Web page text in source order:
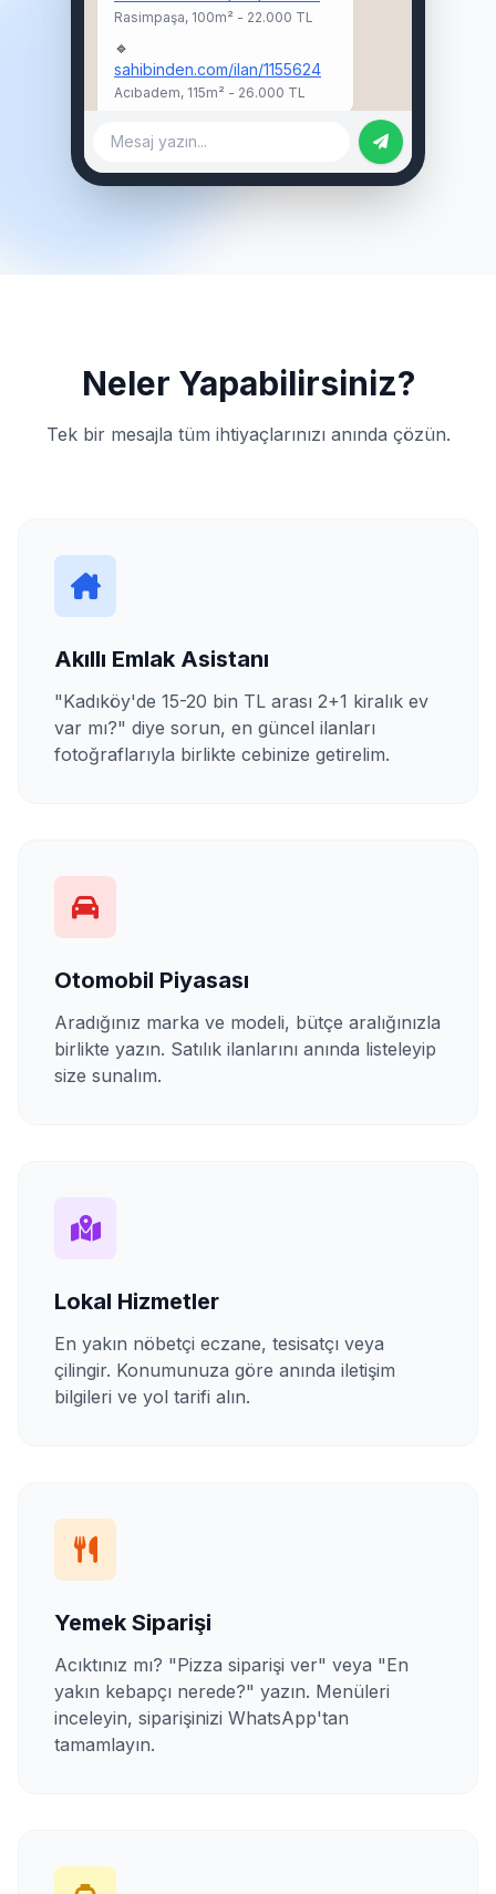
Rasimpaşa, 100m² - 22.000 TL
🔹
sahibinden.com/ilan/1155624
Acıbadem, 115m² - 26.000 TL
Mesaj yazın...
Neler Yapabilirsiniz?
Tek bir mesajla tüm ihtiyaçlarınızı anında çözün.
Akıllı Emlak Asistanı
"Kadıköy'de 15-20 bin TL arası 2+1 kiralık ev
var mı?" diye sorun, en güncel ilanları
fotoğraflarıyla birlikte cebinize getirelim.
Otomobil Piyasası
Aradığınız marka ve modeli, bütçe aralığınızla
birlikte yazın. Satılık ilanlarını anında listeleyip
size sunalım.
Lokal Hizmetler
En yakın nöbetçi eczane, tesisatçı veya
çilingir. Konumunuza göre anında iletişim
bilgileri ve yol tarifi alın.
Yemek Siparişi
Acıktınız mı? "Pizza siparişi ver" veya "En
yakın kebapçı nerede?" yazın. Menüleri
inceleyin, siparişinizi WhatsApp'tan
tamamlayın.